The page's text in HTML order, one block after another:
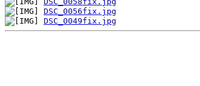
DSC_0056fix.jpg
DSC_0049fix.jpg